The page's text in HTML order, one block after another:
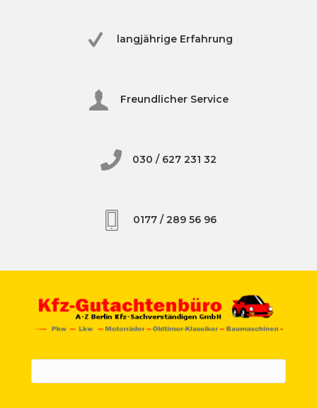
langjährige Erfahrung
Freundlicher Service
030 / 627 231 32
0177 / 289 56 96